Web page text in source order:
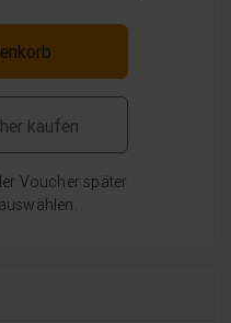
kaufen
Voucher später